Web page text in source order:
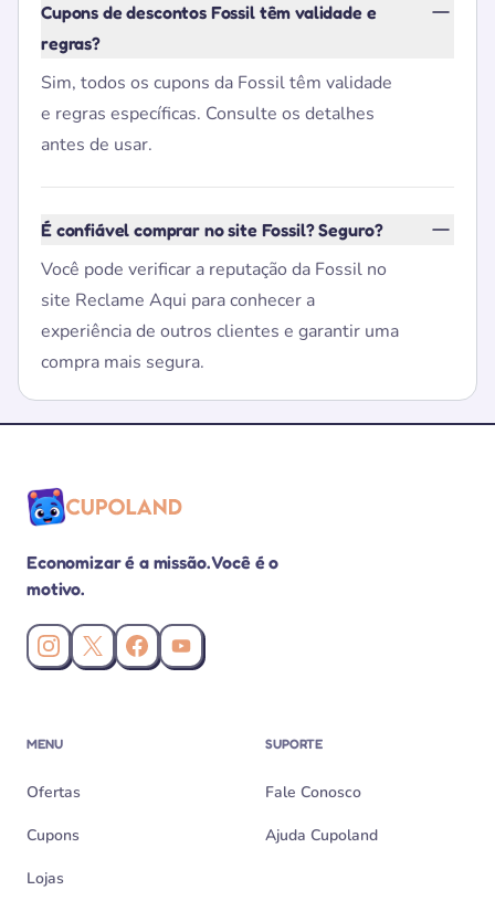
Cupons de descontos Fossil têm validade e
regras?
Sim, todos os cupons da Fossil têm validade
e regras específicas. Consulte os detalhes
antes de usar.
É confiável comprar no site Fossil? Seguro?
Você pode verificar a reputação da Fossil no
site Reclame Aqui para conhecer a
experiência de outros clientes e garantir uma
compra mais segura.
Economizar é a missão. Você é o
motivo.
Instagram da Cupoland
X (Twitter) da Cupoland
Facebook da Cupoland
Canal da Cupoland no YouTube
MENU
Ofertas
Cupons
Lojas
SUPORTE
Fale Conosco
Ajuda Cupoland